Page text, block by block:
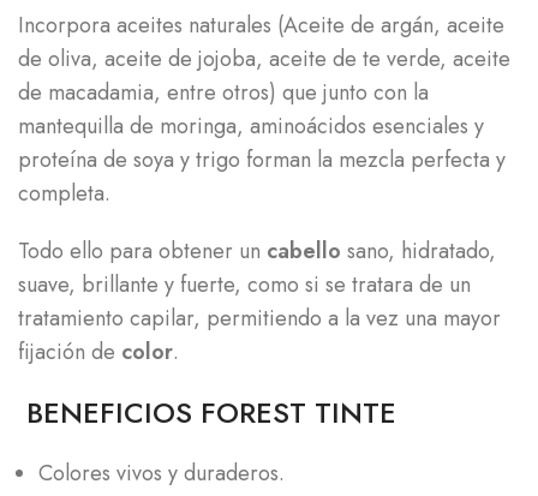
Incorpora aceites naturales (Aceite de argán, aceite
de oliva, aceite de jojoba, aceite de te verde, aceite
de macadamia, entre otros) que junto con la
mantequilla de moringa, aminoácidos esenciales y
proteína de soya y trigo forman la mezcla perfecta y
completa.
Todo ello para obtener un cabello sano, hidratado,
suave, brillante y fuerte, como si se tratara de un
tratamiento capilar, permitiendo a la vez una mayor
fijación de color.
BENEFICIOS FOREST TINTE
Colores vivos y duraderos.